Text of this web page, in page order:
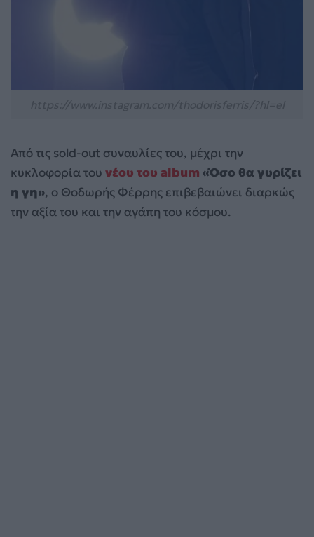
Από τις sold-out συναυλίες του, μέχρι την
κυκλοφορία του νέου του album «Όσο θα γυρίζει
η γη», ο Θοδωρής Φέρρης επιβεβαιώνει διαρκώς
την αξία του και την αγάπη του κόσμου.